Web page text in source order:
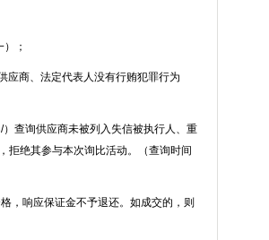
；
应商、法定代表人没有行贿犯罪行为
）查询供应商未被列入失信被执行人、重
拒绝其参与本次询比活动。（查询时间
，响应保证金不予退还。如成交的，则